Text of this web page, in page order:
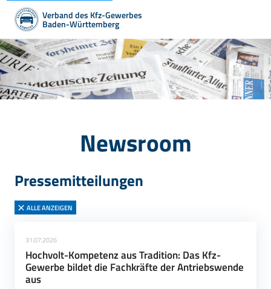
Verband des Kfz-Gewerbes
Baden-Württemberg
Newsroom
Pressemitteilungen
ALLE ANZEIGEN
31.07.2026
Hochvolt-Kompetenz aus Tradition: Das Kfz-
Gewerbe bildet die Fachkräfte der Antriebswende
aus